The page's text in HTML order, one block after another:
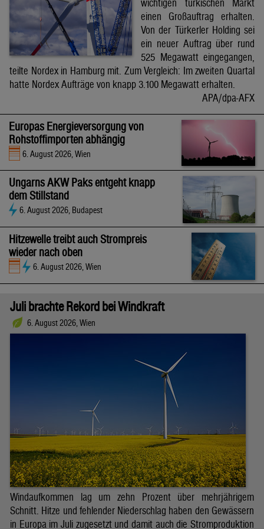
wichtigen türkischen Markt
einen Großauftrag erhalten.
Von der Türkerler Holding sei
ein neuer Auftrag über rund
525 Megawatt eingegangen,
teilte Nordex in Hamburg mit. Zum Vergleich: Im zweiten Quartal
hatte Nordex Aufträge von knapp 3.100 Megawatt erhalten.
APA/dpa-AFX
Europas Energieversorgung von
Rohstoffimporten abhängig
6. August 2026, Wien
Ungarns AKW Paks entgeht knapp
dem Stillstand
6. August 2026, Budapest
Hitzewelle treibt auch Strompreis
wieder nach oben
6. August 2026, Wien
Juli brachte Rekord bei Windkraft
6. August 2026, Wien
Windaufkommen lag um zehn Prozent über mehrjährigem
Schnitt. Hitze und fehlender Niederschlag haben den Gewässern
in Europa im Juli zugesetzt und damit auch die Stromproduktion